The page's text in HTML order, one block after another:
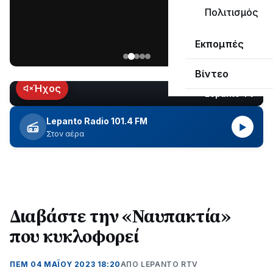
Πολιτισμός
Εκπομπές
Βίντεο
Ναυπάκτου
εδώ
και
περίπου
δύο
ώρες
εργασίες
του
ΔΕΔΔΗΕ
την
LIVEΉχος
Lepanto Radio 101.4 FM
Στον αέρα
▶
Διαβάστε την «Ναυπακτία»
που κυκλοφορεί
ΠΕΜ 04 ΜΑΪΟΥ 2023 18:20ΑΠΌ LEPANTO RTV